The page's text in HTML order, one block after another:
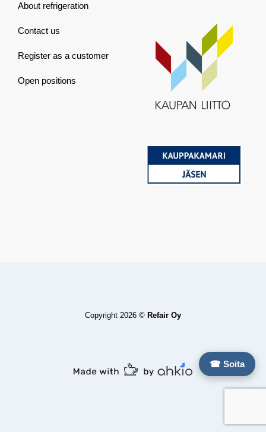
About refrigeration
Contact us
Register as a customer
Open positions
☎ Soita
Copyright 2026 © Refair Oy